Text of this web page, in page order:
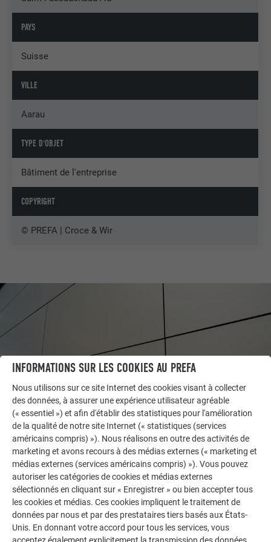
PAYS
Suisse
VILLE
Aarau
TYPE D'OBJET
Bâtiment de l'entreprise
COPYRIGHT
© PREFA | Croce & Wir
LAISSEZ-VOUS INSPIRER
AUTRES BÂTIMENTS
La galerie de références PREFA démontre la
polyvalence de l’aluminium. Découvrez d’autres projets
impressionnants avec les solutions en aluminium
durables de PREFA pour toitures, systèmes solaires et
INFORMATIONS SUR LES COOKIES AU PREFA
Nous utilisons sur ce site Internet des cookies visant à collecter
des données, à assurer une expérience utilisateur agréable
(« essentiel ») et afin d'établir des statistiques pour l'amélioration
de la qualité de notre site Internet (« statistiques (services
américains compris) »). Nous réalisons en outre des activités de
marketing et avons recours à des médias externes (« marketing et
médias externes (services américains compris) »). Vous pouvez
autoriser les catégories de cookies et médias externes
sélectionnés en cliquant sur « Enregistrer » ou bien accepter tous
les cookies et médias. Ces cookies impliquent le traitement de
données par nous et par des prestataires tiers basés aux États-
Unis. En donnant votre accord pour tous les services, vous